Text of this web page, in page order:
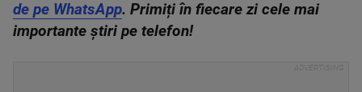
de pe WhatsApp. Primiți în fiecare zi cele mai
importante știri pe telefon!